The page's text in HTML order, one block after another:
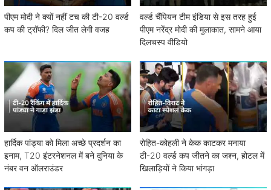
पीएम मोदी ने क्यों नहीं टच की टी-20 वर्ल्ड
कप की ट्रॉफी? दिल जीत लेगी वजह
वर्ल्ड चैंपियन टीम इंडिया से इस तरह हुई
पीएम नरेंद्र मोदी की मुलाकात, सामने आया
दिलचस्प वीडियो
हार्दिक पांड्या को मिला अच्छे प्रदर्शन का
इनाम, T20 इंटरनेशनल में बने दुनिया के
नंबर वन ऑलराउंडर
रोहित-कोहली ने केक काटकर मनाया
टी-20 वर्ल्ड कप जीतने का जश्न, होटल में
खिलाड़ियों ने किया भांगड़ा